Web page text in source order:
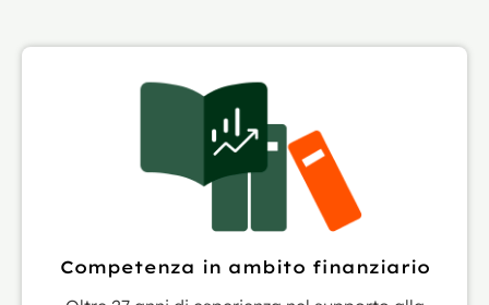
Competenza in ambito finanziario